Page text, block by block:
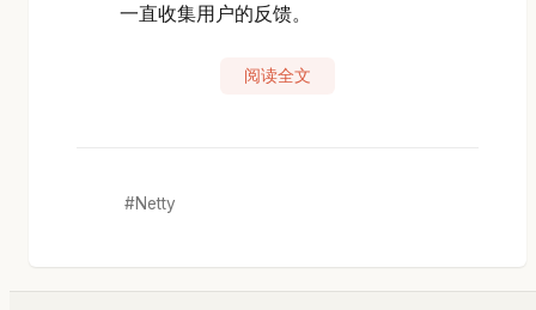
一直收集用户的反馈。
阅读全文
Netty